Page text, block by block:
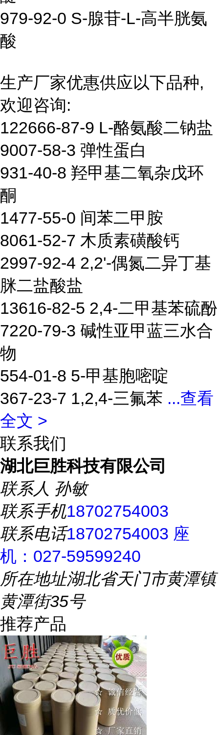
979-92-0 S-腺苷-L-高半胱氨
酸
生产厂家优惠供应以下品种,
欢迎咨询:
122666-87-9 L-酪氨酸二钠盐
9007-58-3 弹性蛋白
931-40-8 羟甲基二氧杂戊环
酮
1477-55-0 间苯二甲胺
8061-52-7 木质素磺酸钙
2997-92-4 2,2'-偶氮二异丁基
脒二盐酸盐
13616-82-5 2,4-二甲基苯硫酚
7220-79-3 碱性亚甲蓝三水合
物
554-01-8 5-甲基胞嘧啶
367-23-7 1,2,4-三氟苯 ...查看
全文 >
联系我们
湖北巨胜科技有限公司
联系人 孙敏
联系手机18702754003
联系电话18702754003 座
机：027-59599240
所在地址湖北省天门市黄潭镇
黄潭街35号
推荐产品